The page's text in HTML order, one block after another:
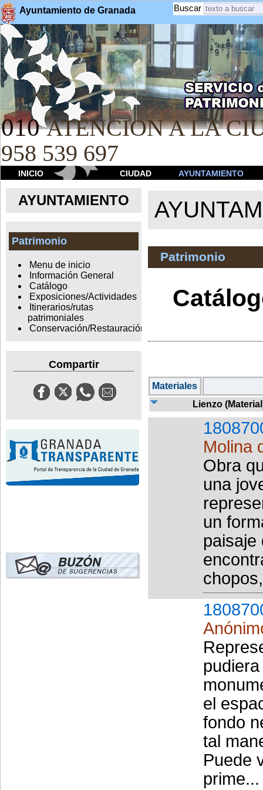
Ayuntamiento de Granada Buscar
010 ATENCION A LA
958 539 697
INICIO CIUDAD AYUNTAMIENTO
AYUNTAMIENTO
Patrimonio
Menu de inicio
Información General
Catálogo
Exposiciones/Actividades
Itinerarios/rutas
patrimoniales
Conservación/Restauración
Compartir
Patrimonio
Materiales
Lienzo
Molina
Obra
una
un
paisaje
el
fondo
tal
Puede
prime...